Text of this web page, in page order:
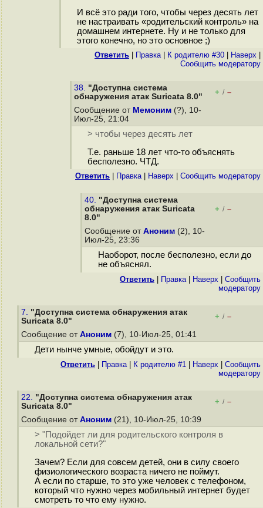
И всё это ради того, чтобы через десять лет
не настраивать «родительский контроль» на
домашнем интернете. Ну и не только для
этого конечно, но это основное ;)
Ответить Правка| К родителю #30 Наверх
Cообщить модератору
38. "Доступна система
обнаружения атак Suricata 8.0"
+ / –
Сообщение от Мемоним (?), 10-
Июл-25, 21:04
> чтобы через десять лет
Т.е. раньше 18 лет что-то объяснять
бесполезно. ЧТД.
Ответить Правка| Наверх Cообщить модератору
40. "Доступна система
обнаружения атак Suricata
8.0"
+ / –
Сообщение от Аноним (2), 10-
Июл-25, 23:36
Наоборот, после бесполезно, если до
не объяснял.
Ответить Правка| Наверх
Cообщить
модератору
7. "Доступна система обнаружения атак
Suricata 8.0"
+ / –
Сообщение от Аноним (7), 10-Июл-25, 01:41
Дети нынче умные, обойдут и это.
Ответить Правка| К родителю #1 Наверх
Cообщить
модератору
22. "Доступна система обнаружения атак
Suricata 8.0"
+ / –
Сообщение от Аноним (21), 10-Июл-25, 10:39
> "Подойдет ли для родительского контроля в
локальной сети?"
Зачем? Если для совсем детей, они в силу своего
физиологического возраста ничего не поймут.
А если по старше, то это уже человек с телефоном,
который что нужно через мобильный интернет будет
смотреть то что ему нужно.